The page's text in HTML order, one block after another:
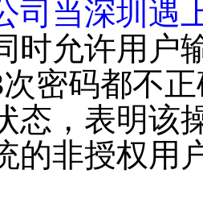
司当深圳遇
时允许用户
密码都不
态，表明该
的非授权用